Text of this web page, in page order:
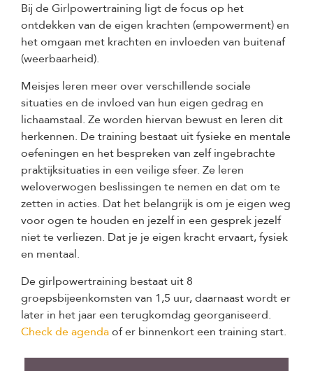
Bij de Girlpowertraining ligt de focus op het
ontdekken van de eigen krachten (empowerment) en
het omgaan met krachten en invloeden van buitenaf
(weerbaarheid).
Meisjes leren meer over verschillende sociale
situaties en de invloed van hun eigen gedrag en
lichaamstaal. Ze worden hiervan bewust en leren dit
herkennen. De training bestaat uit fysieke en mentale
oefeningen en het bespreken van zelf ingebrachte
praktijksituaties in een veilige sfeer. Ze leren
weloverwogen beslissingen te nemen en dat om te
zetten in acties. Dat het belangrijk is om je eigen weg
voor ogen te houden en jezelf in een gesprek jezelf
niet te verliezen. Dat je je eigen kracht ervaart, fysiek
en mentaal.
De girlpowertraining bestaat uit 8
groepsbijeenkomsten van 1,5 uur, daarnaast wordt er
later in het jaar een terugkomdag georganiseerd.
Check de agendaof er binnenkort een training start.